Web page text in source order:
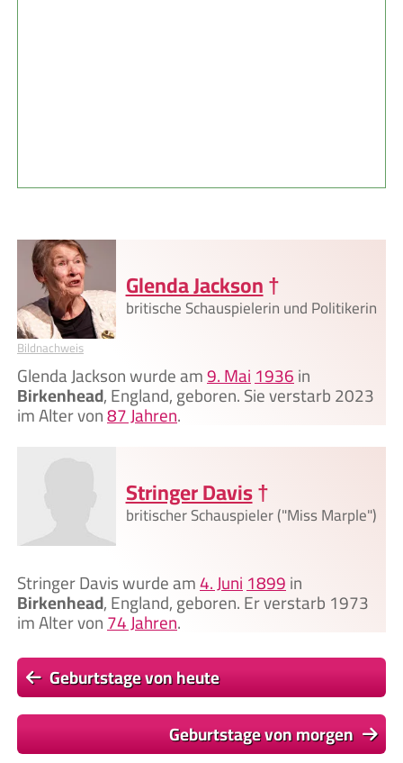
Bildnachweis
Glenda Jackson†
britische Schauspielerin und Politikerin
Glenda Jackson wurde am9. Mai1936in
Birkenhead, England, geboren. Sie verstarb 2023
im Alter von87 Jahren.
Stringer Davis†
britischer Schauspieler ("Miss Marple")
Stringer Davis wurde am4. Juni1899in
Birkenhead, England, geboren. Er verstarb 1973
im Alter von74 Jahren.
Geburtstage von heute
Geburtstage von morgen